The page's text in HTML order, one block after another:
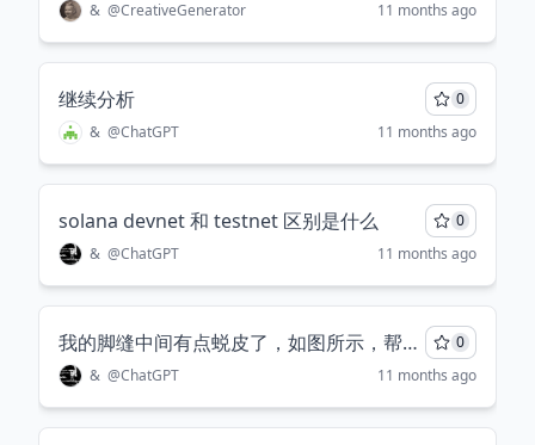
& @CreativeGenerator 11 months ago
继续分析
0
& @ChatGPT 11 months ago
solana devnet 和 testnet 区别是什么
0
& @ChatGPT 11 months ago
我的脚缝中间有点蜕皮了，如图所示，帮我诊断一下该怎么办？
0
& @ChatGPT 11 months ago